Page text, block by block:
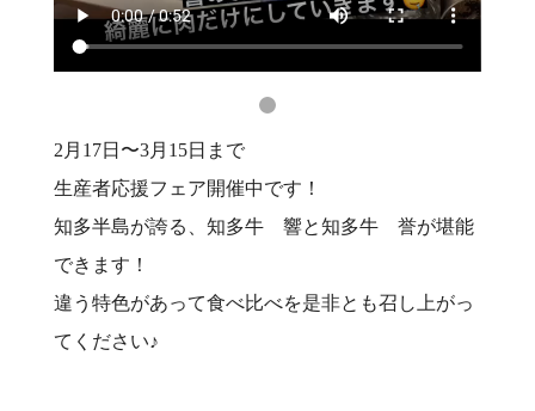
2月17日〜3月15日まで
生産者応援フェア開催中です！
知多半島が誇る、知多牛 響と知多牛 誉が堪能
できます！
違う特色があって食べ比べを是非とも召し上がっ
てください♪